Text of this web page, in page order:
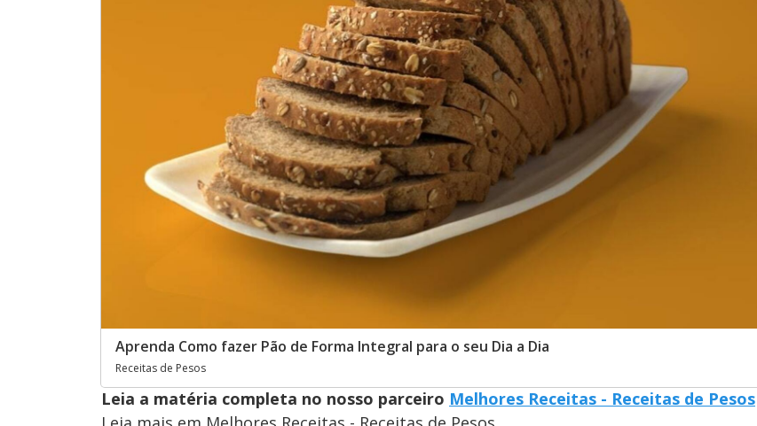
Aprenda Como fazer Pão de Forma Integral para o seu Dia a Dia
Receitas de Pesos
Leia a matéria completa no nosso parceiro Melhores Receitas - Receitas de Pesos